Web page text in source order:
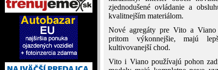
zjednodušené ovládanie a
kvalitnejším materiálom.
Nové agregáty pre Vito a Viano
pritom výkonnejšie, majú
kultivovanejší chod.
Vito i Viano používajú pohon